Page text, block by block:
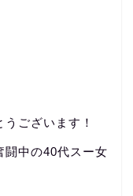
ございます！
闘中の40代スー女